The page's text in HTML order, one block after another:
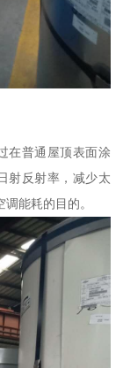
在普通屋顶表面涂
射反射率，减少太
能耗的目的。